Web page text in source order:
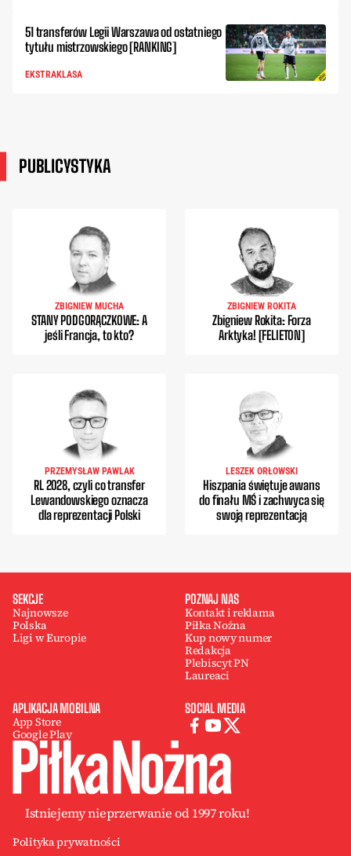
51 transferów Legii Warszawa od ostatniego
tytułu mistrzowskiego [RANKING]
EKSTRAKLASA
PUBLICYSTYKA
ZBIGNIEW MUCHA
STANY PODGORĄCZKOWE: A
jeśli Francja, to kto?
ZBIGNIEW ROKITA
Zbigniew Rokita: Forza
Arktyka! [FELIETON]
PRZEMYSŁAW PAWLAK
RL 2028, czyli co transfer
Lewandowskiego oznacza
dla reprezentacji Polski
LESZEK ORŁOWSKI
Hiszpania świętuje awans
do finału MŚ i zachwyca się
swoją reprezentacją
SEKCJE
Najnowsze
Polska
Ligi w Europie
POZNAJ NAS
Kontakt i reklama
Piłka Nożna
Kup nowy numer
Redakcja
Plebiscyt PN
Laureaci
APLIKACJA MOBILNA
App Store
Google Play
SOCIAL MEDIA
Istniejemy nieprzerwanie od 1997 roku!
Polityka prywatności